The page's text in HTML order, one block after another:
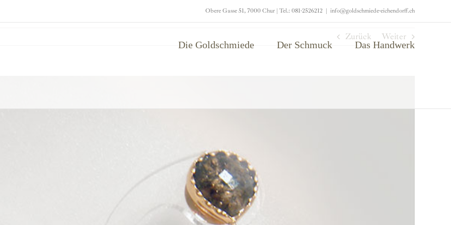
Obere Gasse 51, 7000 Chur | Tel.: 081-2526212 | info@goldschmiede-eichendorff.ch
Die Goldschmiede Der Schmuck Das Handwerk
Zurück Weiter